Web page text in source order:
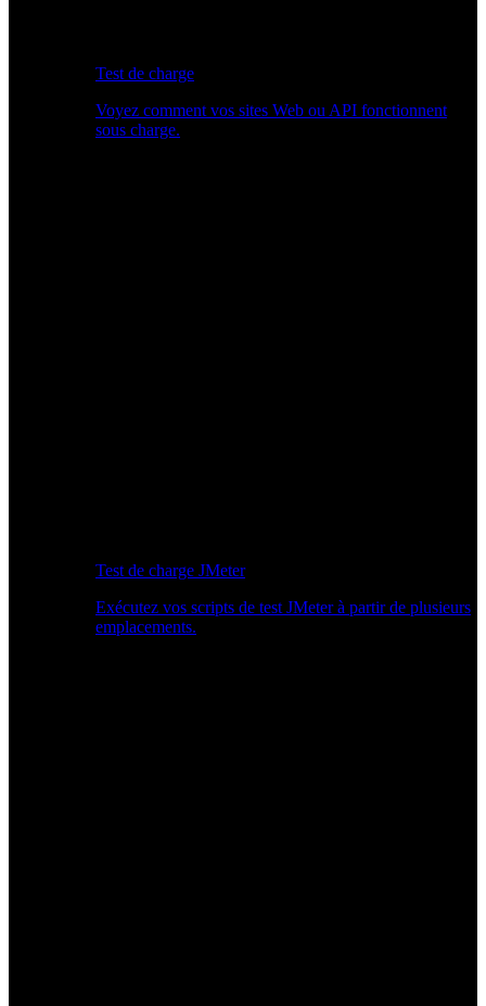
Test de charge
Voyez comment vos sites Web ou API fonctionnent
sous charge.
Test de charge JMeter
Exécutez vos scripts de test JMeter à partir de plusieurs
emplacements.